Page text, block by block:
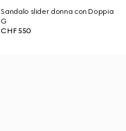
Sandalo slider donna con Doppia
G
CHF 550